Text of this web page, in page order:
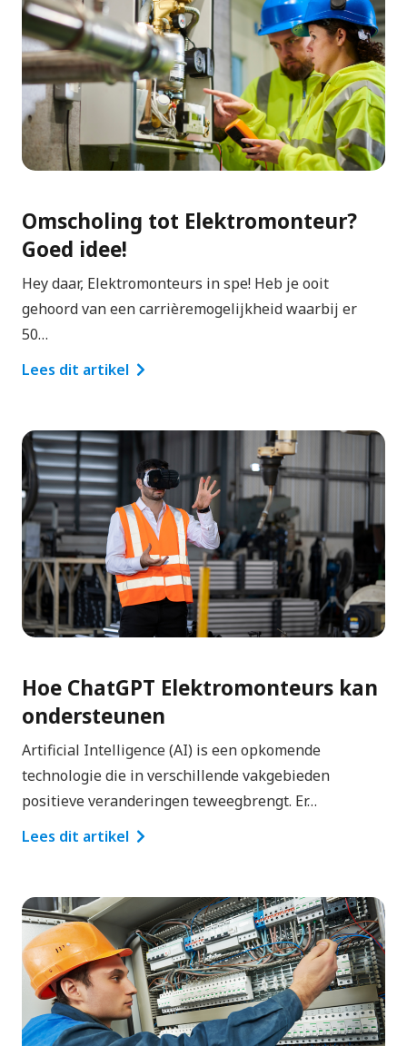
Omscholing tot Elektromonteur?
Goed idee!
Hey daar, Elektromonteurs in spe! Heb je ooit
gehoord van een carrièremogelijkheid waarbij er
50…
Lees dit artikel
Hoe ChatGPT Elektromonteurs kan
ondersteunen
Artificial Intelligence (AI) is een opkomende
technologie die in verschillende vakgebieden
positieve veranderingen teweegbrengt. Er…
Lees dit artikel